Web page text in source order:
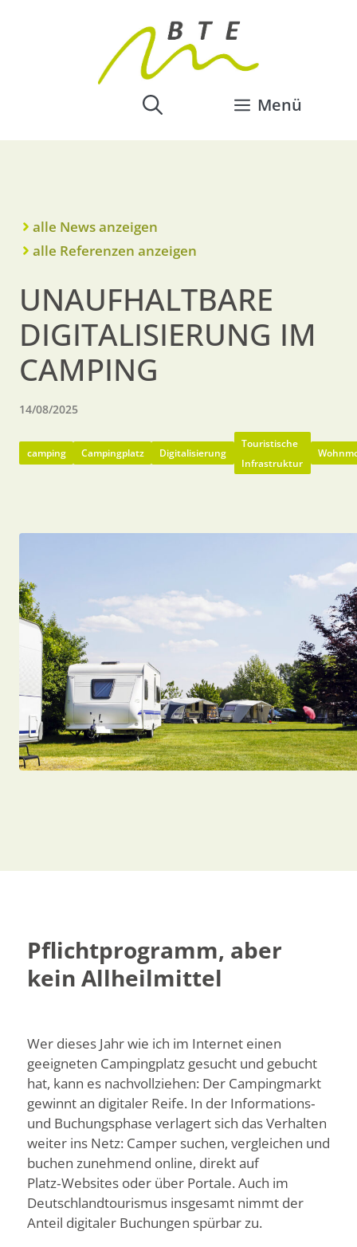
Menü
alle News anzeigen
alle Referenzen anzeigen
UNAUFHALTBARE
DIGITALISIERUNG IM
CAMPING
14/08/2025
camping Campingplatz Digitalisierung
Touristische
Infrastruktur
Pflichtprogramm, aber
kein Allheilmittel
Wer dieses Jahr wie ich im Internet einen
geeigneten Campingplatz gesucht und gebucht
hat, kann es nachvollziehen: Der Campingmarkt
gewinnt an digitaler Reife. In der Informations‑
und Buchungsphase verlagert sich das Verhalten
weiter ins Netz: Camper suchen, vergleichen und
buchen zunehmend online, direkt auf
Platz‑Websites oder über Portale. Auch im
Deutschlandtourismus insgesamt nimmt der
Anteil digitaler Buchungen spürbar zu.